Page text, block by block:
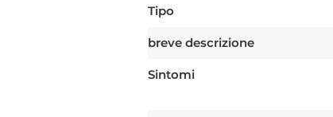
Tipo
breve descrizione
Sintomi